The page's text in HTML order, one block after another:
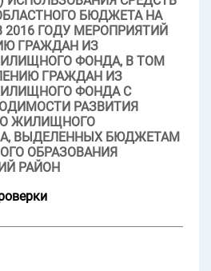
БЮДЖЕТА НА
2016 ГОДУ МЕРОПРИЯТИЙ
ГРАЖДАН ИЗ
ФОНДА, В ТОМ
ГРАЖДАН ИЗ
ФОНДА С
РАЗВИТИЯ
ЖИЛИЩНОГО
ВЫДЕЛЕННЫХ БЮДЖЕТАМ
ОБРАЗОВАНИЯ
РАЙОН